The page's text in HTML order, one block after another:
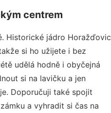
centrem
Historické jádro Horažďovic
si ho užijete i bez
udělá hodně i obyčejná
si na lavičku a jen
Doporučuji také spojit
a vyhradit si čas na